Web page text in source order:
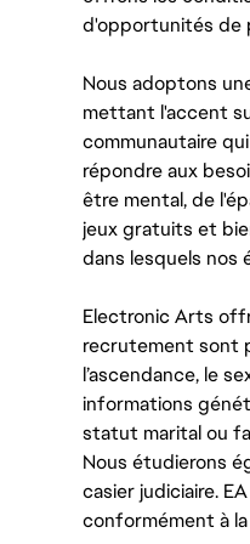
d'opportunités de
Nous adoptons
mettant l'accent
communautaire
répondre aux
être mental, de
jeux gratuits et
dans lesquels nos
Electronic Arts
recrutement sont
l’ascendance, le
informations
statut marital ou
Nous étudierons
casier judiciaire.
conformément à la